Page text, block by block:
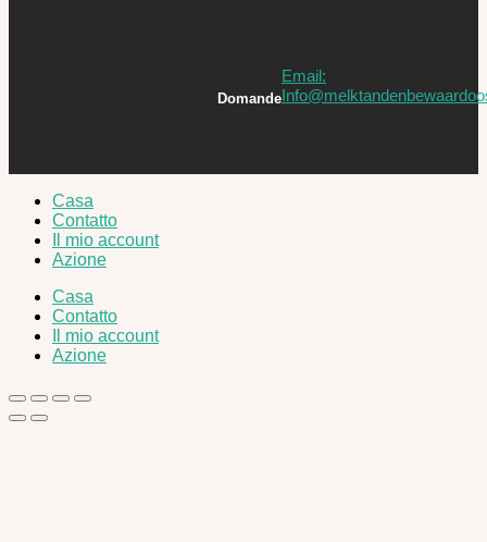
Domande
Email:
Casa
Contatto
Il mio account
Azione
Casa
Contatto
Il mio account
Azione